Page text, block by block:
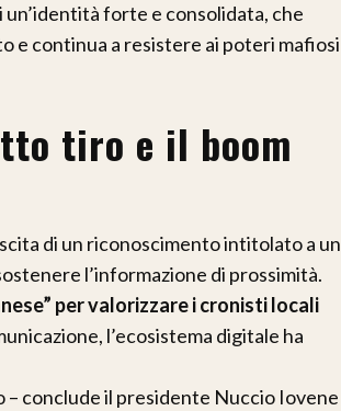
forte e consolidata, che
e continua a resistere ai poteri mafiosi
tiro e il boom
di un riconoscimento intitolato a un
l’informazione di prossimità.
per valorizzare i cronisti locali
l’ecosistema digitale ha
– conclude il presidente Nuccio Iovene